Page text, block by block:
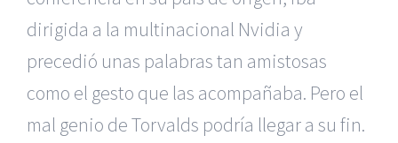
dirigida a la multinacional Nvidia y
precedió unas palabras tan amistosas
como el gesto que las acompañaba. Pero el
mal genio de Torvalds podría llegar a su fin.